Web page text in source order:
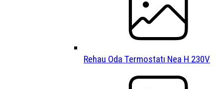
Rehau Oda Termostatı Nea H 230V